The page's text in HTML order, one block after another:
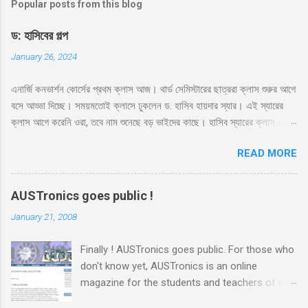
Popular posts from this blog
ড: হাসিবের গল্প
January 26, 2024
এনার্জি কনভার্শন কোর্সের প্রথম ক্লাস আজ। থার্ড সেমিস্টারের ছাত্ররা ক্লাস শুরুর আগে
বসে আড্ডা দিচ্ছে। সময়মতোই ক্লাসে ঢুকলেন ড. হাসিব হায়দার স্যার। এই স্যারের
ক্লাস আগে করেনি ওরা, তবে নাম শুনেছে বড় ভাইদের কাছে। হাসিব স্যারের ক্লাস নাকি
স্যারের এই কোর্সের ব্যাপারে সবারই তাই বেশ উৎসাহ। স্যার রুমে ঢুকেই উজ্জ্বল একটা
হাসি দিয়ে বললেন, ‘কি অবস্থা সবার??’ ‘ভালো স্যার’ ‘অল্প ভালো নাকি বেশি ভালো?’
‘বেশি ভালো স্যার’ সব ক্লাসেই টিপিকাল একটা ফাজিল থাকে, সেরকমই একটা পেছন
থেকে বলে উঠলো ‘বেশি ভালো নাই স্যার’ ‘কেন?’ ‘সেমিস্টারের প্রথম দিন, আর আপনারা
ক্লাস নিতে এসে পড়লেন। একদিন না পড়াইলে কি হইতো?’ হাসির রোল উঠলো
নাকি?’ ‘তাহলে আজকে কি হবে স্যার?’ মনে হয় অনেকটা মন খারাপ করেই জিজ্ঞেস
করলো ফার্স্ট বেঞ্চের ভারী ফ্রেমের চশমা পড়া আঁতেল। ‘তোমাদের সাথে প্রথম ক্লাস।
তোমাদের সাথে গল্প করবো। তোমাদের পরিচয় জানবো।’...
READ MORE
AUSTronics goes public !
January 21, 2008
Finally ! AUSTronics goes public. For those who
don't know yet, AUSTronics is an online
magazine for the students and teachers of the